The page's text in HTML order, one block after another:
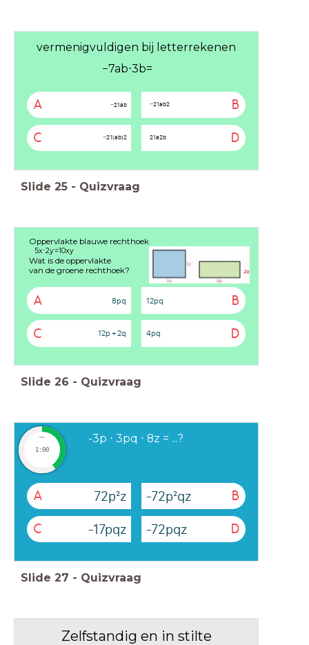
vermenigvuldigen bij letterrekenen
−7ab⋅3b=
A −21ab B
−21ab2
C −21(ab)2 D
21a2b
Slide 25 - Quizvraag
Oppervlakte blauwe rechthoek
Wat is de oppervlakte
van de groene rechthoek?
5x⋅2y=10xy
A 8pq B
12pq
C 12p + 2q D
4pq
Slide 26 - Quizvraag
-3p ⋅ 3pq ⋅ 8z = ...?
timer
1:00
A 72p²z B
-72p²qz
C -17pqz D
-72pqz
Slide 27 - Quizvraag
Zelfstandig en in stilte